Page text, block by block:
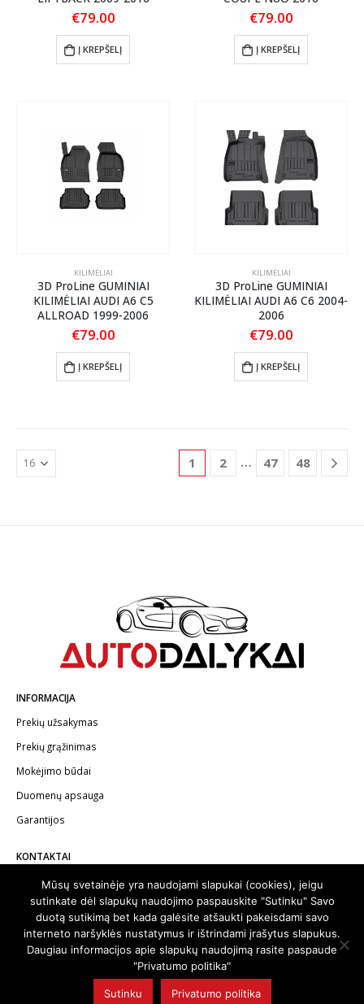
€79.00
Į KREPŠELĮ
€79.00
Į KREPŠELĮ
KILIMĖLIAI
3D ProLine GUMINIAI
KILIMĖLIAI AUDI A6 C5
ALLROAD 1999-2006
€79.00
Į KREPŠELĮ
KILIMĖLIAI
3D ProLine GUMINIAI
KILIMĖLIAI AUDI A6 C6 2004-
2006
€79.00
Į KREPŠELĮ
1 2 … 47 48
INFORMACIJA
Prekių užsakymas
Prekių grąžinimas
Mokėjimo būdai
Duomenų apsauga
Garantijos
KONTAKTAI
Telefonas:+370 602 62622
El.paštas: info@autodalykai.lt
© 2024. Visos teisės saugomos | Svetainę sukūrė:svetainesideja.lt
Mūsų svetainėje yra naudojami slapukai (cookies), jeigu
sutinkate dėl slapukų naudojimo paspauskite "Sutinku" Savo
duotą sutikimą bet kada galėsite atšaukti pakeisdami savo
interneto naršyklės nustatymus ir ištrindami įrašytus slapukus.
Daugiau informacijos apie slapukų naudojimą rasite paspaude
"Privatumo politika"
Sutinku Privatumo politika